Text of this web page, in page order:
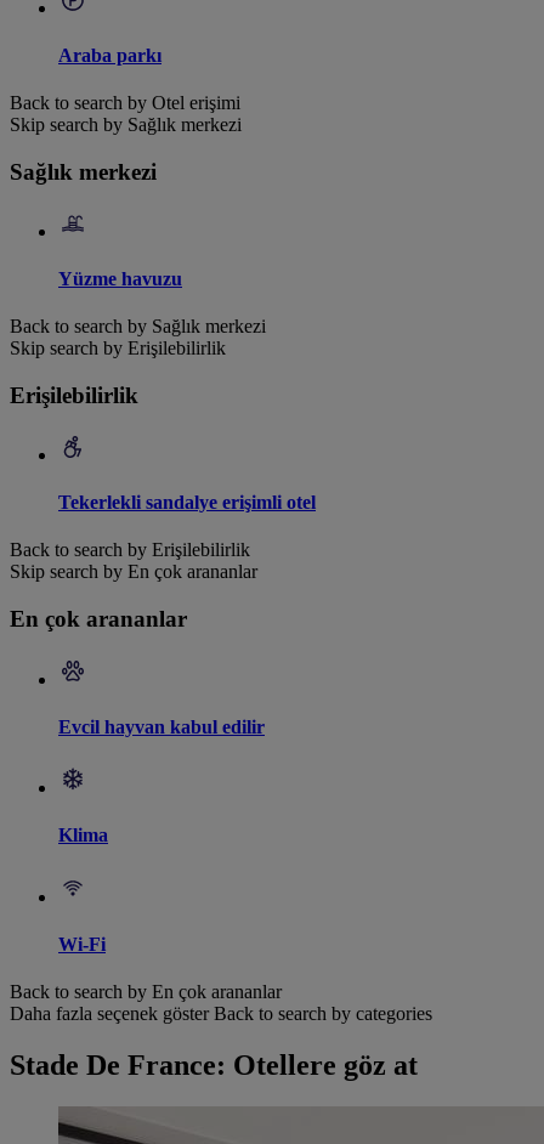
Araba parkı
Back to search by Otel erişimi
Skip search by Sağlık merkezi
Sağlık merkezi
Yüzme havuzu
Back to search by Sağlık merkezi
Skip search by Erişilebilirlik
Erişilebilirlik
Tekerlekli sandalye erişimli otel
Back to search by Erişilebilirlik
Skip search by En çok arananlar
En çok arananlar
Evcil hayvan kabul edilir
Klima
Wi-Fi
Back to search by En çok arananlar
Daha fazla seçenek göster Back to search by categories
Stade De France: Otellere göz at